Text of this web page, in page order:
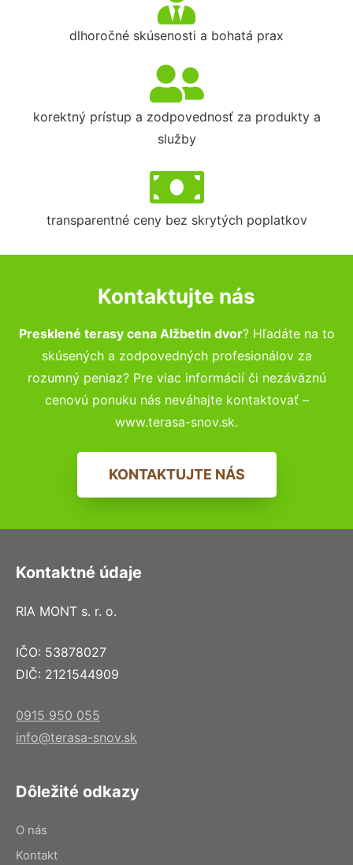
dlhoročné skúsenosti a bohatá prax
korektný prístup a zodpovednosť za produkty a
služby
transparentné ceny bez skrytých poplatkov
Kontaktujte nás
Presklené terasy cena Alžbetin dvor? Hľadáte na to
skúsených a zodpovedných profesionálov za
rozumný peniaz? Pre viac informácií či nezáväznú
cenovú ponuku nás neváhajte kontaktovať –
www.terasa-snov.sk.
KONTAKTUJTE NÁS
Kontaktné údaje
RIA MONT s. r. o.
IČO: 53878027
DIČ: 2121544909
0915 950 055
info@terasa-snov.sk
Dôležité odkazy
O nás
Kontakt